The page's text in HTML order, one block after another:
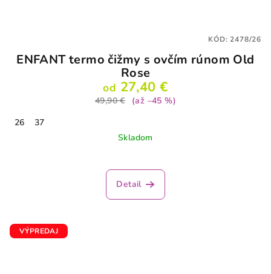
ENFANT termo čižmy s ovčím rúnom Old
Rose
od 27,40 €
49,90 €
(až –45 %)
26
37
Skladom
hodnotenie
produktu
Detail
KÓD:2478/26
VÝPREDAJ